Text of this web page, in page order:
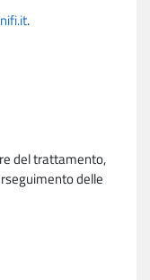
.
del trattamento,
delle